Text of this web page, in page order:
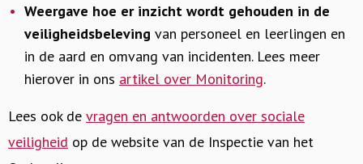
Weergave hoe er inzicht wordt gehouden in de
veiligheidsbeleving van personeel en leerlingen en
in de aard en omvang van incidenten. Lees meer
hierover in ons artikel over Monitoring.
Lees ook de vragen en antwoorden over sociale
veiligheid op de website van de Inspectie van het